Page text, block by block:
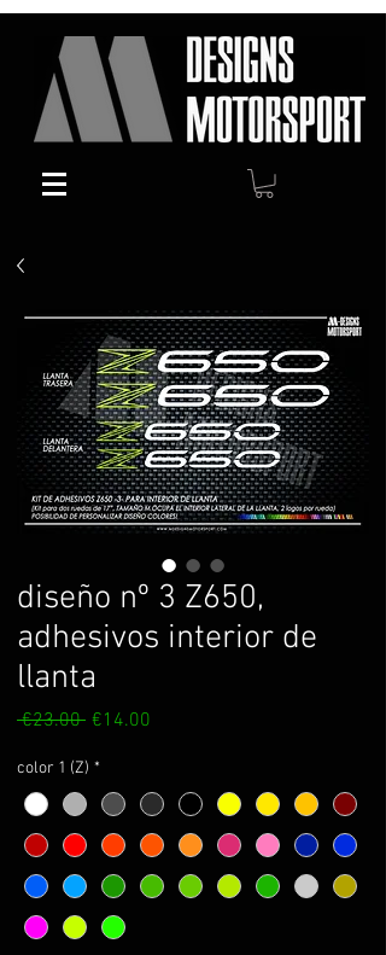
diseño nº 3 Z650,
adhesivos interior de
llanta
€23.00 Regular
€14.00
color 1 (Z) *